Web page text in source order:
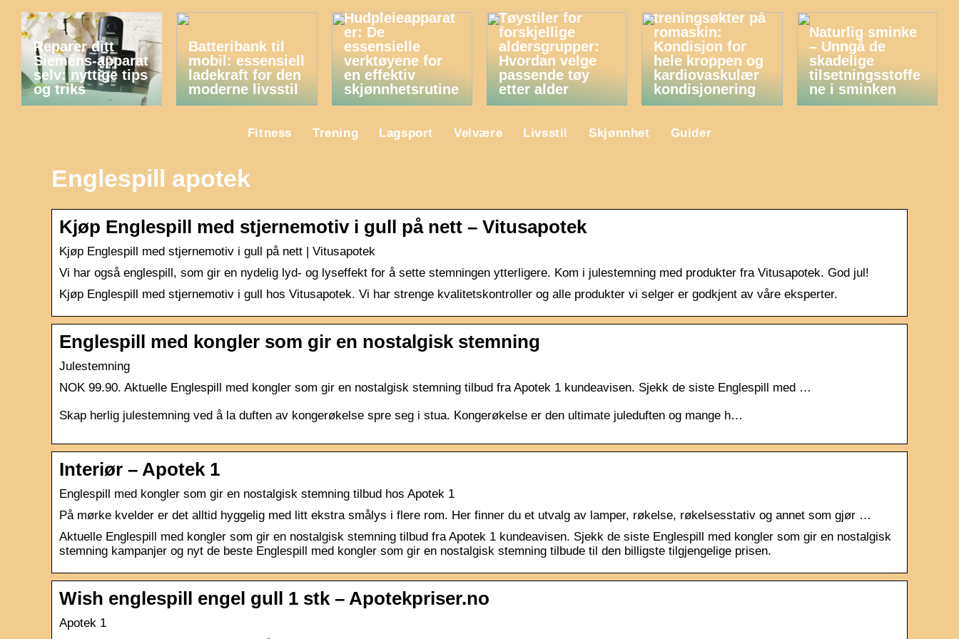
Reparer ditt
Siemens-apparat
selv: nyttige tips
og triks
Batteribank til
mobil: essensiell
ladekraft for den
moderne livsstil
Hudpleieapparat
er: De
essensielle
verktøyene for
en effektiv
skjønnhetsrutine
Tøystiler for
forskjellige
aldersgrupper:
Hvordan velge
passende tøy
etter alder
treningsøkter på
romaskin:
Kondisjon for
hele kroppen og
kardiovaskulær
kondisjonering
Naturlig sminke
– Unngå de
skadelige
tilsetningsstoffe
ne i sminken
Fitness Trening Lagsport Velvære Livsstil Skjønnhet Guider
Englespill apotek
Kjøp Englespill med stjernemotiv i gull på nett – Vitusapotek
Kjøp Englespill med stjernemotiv i gull på nett | Vitusapotek
Vi har også englespill, som gir en nydelig lyd- og lyseffekt for å sette stemningen ytterligere. Kom i julestemning med produkter fra Vitusapotek. God jul!
Kjøp Englespill med stjernemotiv i gull hos Vitusapotek. Vi har strenge kvalitetskontroller og alle produkter vi selger er godkjent av våre eksperter.
Englespill med kongler som gir en nostalgisk stemning
Julestemning
NOK 99.90. Aktuelle Englespill med kongler som gir en nostalgisk stemning tilbud fra Apotek 1 kundeavisen. Sjekk de siste Englespill med …
Skap herlig julestemning ved å la duften av kongerøkelse spre seg i stua. Kongerøkelse er den ultimate juleduften og mange h…
Interiør – Apotek 1
Englespill med kongler som gir en nostalgisk stemning tilbud hos Apotek 1
På mørke kvelder er det alltid hyggelig med litt ekstra smålys i flere rom. Her finner du et utvalg av lamper, røkelse, røkelsesstativ og annet som gjør …
Aktuelle Englespill med kongler som gir en nostalgisk stemning tilbud fra Apotek 1 kundeavisen. Sjekk de siste Englespill med kongler som gir en nostalgisk
stemning kampanjer og nyt de beste Englespill med kongler som gir en nostalgisk stemning tilbude til den billigste tilgjengelige prisen.
Wish englespill engel gull 1 stk – Apotekpriser.no
Apotek 1